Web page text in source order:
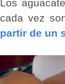
Los
cada vez
partir de un